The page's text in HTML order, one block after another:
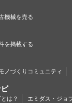
機械を売る
を掲載する
ノづくりコミュニティ
は？ エミダス・ジョ